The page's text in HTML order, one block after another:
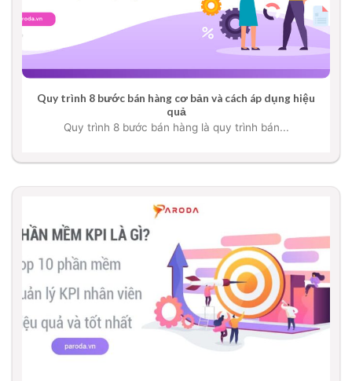
Quy trình 8 bước bán hàng cơ bản và cách áp dụng hiệu
quả
Quy trình 8 bước bán hàng là quy trình bán...